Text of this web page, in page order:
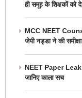
ही समूह के शिक्षकों
MCC NEET
जेपी नड्डा ने की
NEET Paper Leak:
जानिए काला सच